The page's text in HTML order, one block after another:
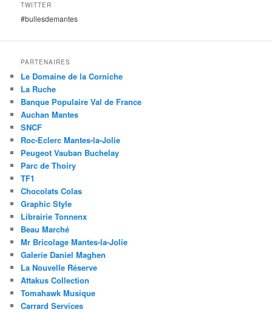
TWITTER
#bullesdemantes
PARTENAIRES
Le Domaine de la Corniche
La Ruche
Banque Populaire Val de France
Auchan Mantes
SNCF
Roc-Eclerc Mantes-la-Jolie
Peugeot Vauban Buchelay
Parc de Thoiry
TF1
Chocolats Colas
Graphic Style
Librairie Tonnenx
Beau Marché
Mr Bricolage Mantes-la-Jolie
Galerie Daniel Maghen
La Nouvelle Réserve
Attakus Collection
Tomahawk Musique
Carrard Services